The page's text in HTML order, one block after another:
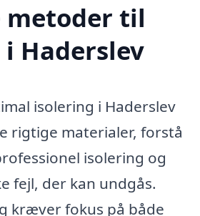
metoder til
Haderslev
isolering i Haderslev
rigtige materialer, forstå
isolering og
fejl, der kan undgås.
kræver fokus på både